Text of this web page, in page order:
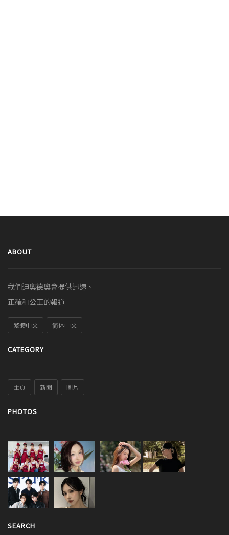
ABOUT
我們迪奧德奧會提供迅速、
正確和公正的報道
繁體中文 简体中文
CATEGORY
主頁 新聞 圖片
PHOTOS
SEARCH